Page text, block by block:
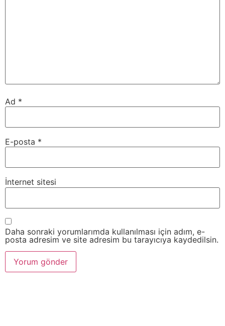
Ad *
E-posta *
İnternet sitesi
Daha sonraki yorumlarımda kullanılması için adım, e-
posta adresim ve site adresim bu tarayıcıya kaydedilsin.